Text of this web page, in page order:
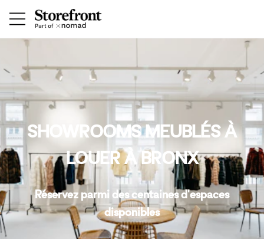
SHOWROOMS MEUBLÉS À
LOUER À BRONX
Réservez parmi des centaines d'espaces
disponibles